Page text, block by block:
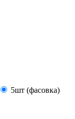
5шт (фасовка)